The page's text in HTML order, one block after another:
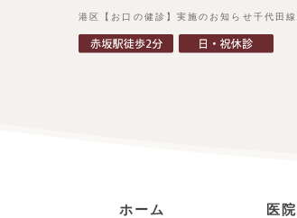
港区【お口の健診】実施のお知らせ千代田
ホーム 医